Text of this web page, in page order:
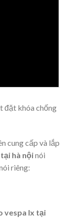
đặt khóa chống
cung cấp và lắp
hà nộinói
riêng:
vespa lx tại